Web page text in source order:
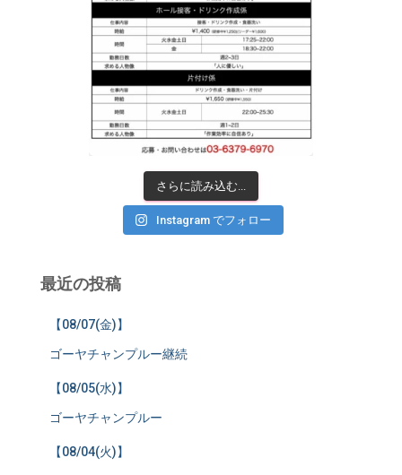
さらに読み込む...
Instagram でフォロー
最近の投稿
【08/07(金)】
ゴーヤチャンプルー継続
【08/05(水)】
ゴーヤチャンプルー
【08/04(火)】